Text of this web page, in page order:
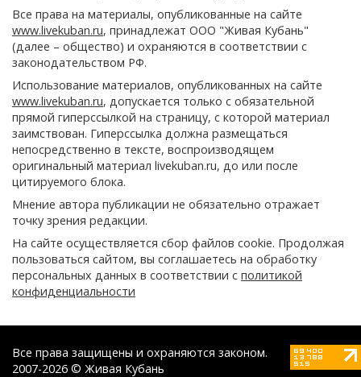
Все права на материалы, опубликованные на сайте
www.livekuban.ru, принадлежат ООО "Живая Кубань"
(далее – общество) и охраняются в соответствии с
законодательством РФ.
Использование материалов, опубликованных на сайте
www.livekuban.ru, допускается только с обязательной
прямой гиперссылкой на страницу, с которой материал
заимствован. Гиперссылка должна размещаться
непосредственно в тексте, воспроизводящем
оригинальный материал livekuban.ru, до или после
цитируемого блока.
Мнение автора публикации не обязательно отражает
точку зрения редакции.
На сайте осуществляется сбор файлов cookie. Продолжая
пользоваться сайтом, вы соглашаетесь на обработку
персональных данных в соответствии с политикой
конфиденциальности
Все права защищены и охраняются законом.
2007-2026 © Живая Кубань